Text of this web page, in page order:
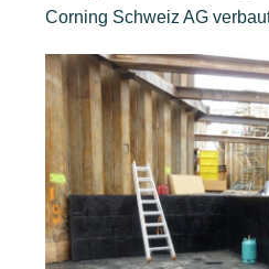
Corning Schweiz AG